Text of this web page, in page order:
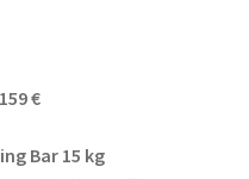
159 €
Bar 15 kg